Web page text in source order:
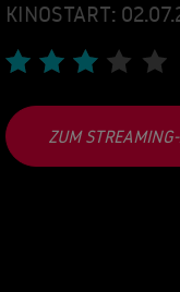
KINOSTART:
ZUM